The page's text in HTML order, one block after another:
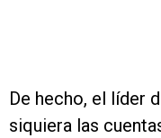
De hecho, el líder
siquiera las